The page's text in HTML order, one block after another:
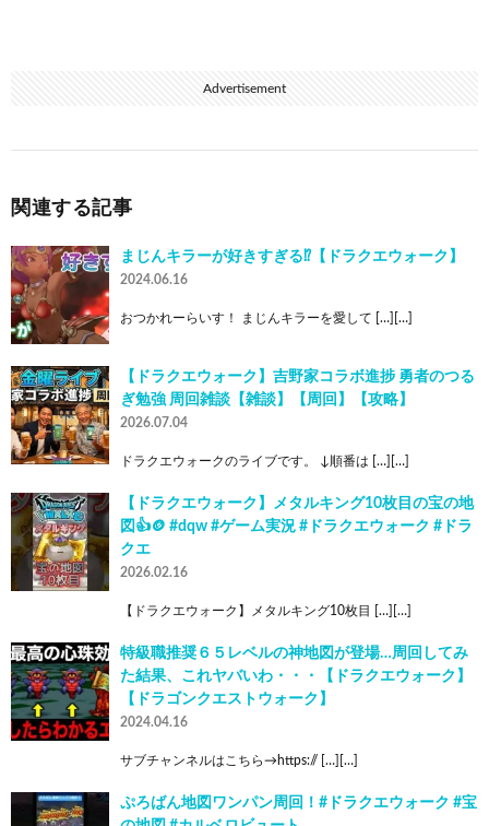
Advertisement
関連する記事
まじんキラーが好きすぎる⁉︎【ドラクエウォーク】
2024.06.16
おつかれーらいす！ まじんキラーを愛して […][…]
【ドラクエウォーク】吉野家コラボ進捗 勇者のつる
ぎ勉強 周回雑談【雑談】【周回】【攻略】
2026.07.04
ドラクエウォークのライブです。 ↓順番は […][…]
【ドラクエウォーク】メタルキング10枚目の宝の地
図👍🪙 #dqw #ゲーム実況 #ドラクエウォーク #ドラ
クエ
2026.02.16
【ドラクエウォーク】メタルキング10枚目 […][…]
特級職推奨６５レベルの神地図が登場…周回してみ
た結果、これヤバいわ・・・【ドラクエウォーク】
【ドラゴンクエストウォーク】
2024.04.16
サブチャンネルはこちら→https:// […][…]
ぷろばん地図ワンパン周回！#ドラクエウォーク #宝